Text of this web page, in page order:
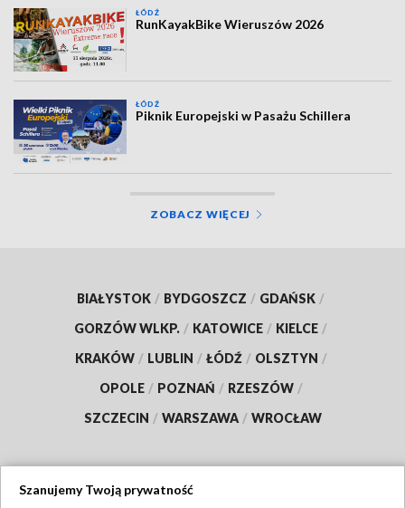
ŁÓDŹ
RunKayakBike Wieruszów 2026
ŁÓDŹ
Piknik Europejski w Pasażu Schillera
ZOBACZ WIĘCEJ
BIAŁYSTOK / BYDGOSZCZ / GDAŃSK /
GORZÓW WLKP. / KATOWICE / KIELCE /
KRAKÓW / LUBLIN / ŁÓDŹ / OLSZTYN /
OPOLE / POZNAŃ / RZESZÓW /
SZCZECIN / WARSZAWA / WROCŁAW
Szanujemy Twoją prywatność